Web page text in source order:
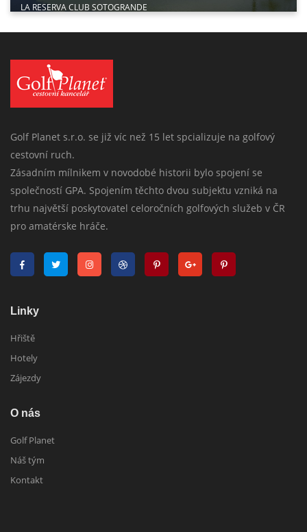
LA RESERVA CLUB SOTOGRANDE
Golf Planet s.r.o. se již víc než 15 let spcializuje na golfový
cestovní ruch.
Zásadním mílnikem v novodobé historii bylo spojení se
společností GPA. Spojením těchto dvou subjektu vzniká na
trhu najvětší poskytovatel celoročních golfových služeb v ČR
pro amatérske hráče.
Linky
Hřiště
Hotely
Zájezdy
O nás
Golf Planet
Náš tým
Kontakt